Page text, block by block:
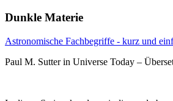
Dunkle Materie
Astronomische Fachbegriffe - kurz und
Paul M. Sutter in Universe Today –